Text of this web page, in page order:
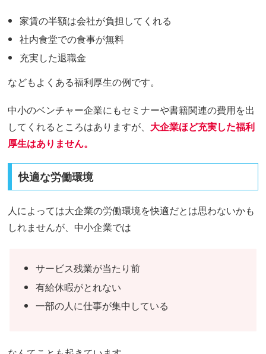
家賃の半額は会社が負担してくれる
社内食堂での食事が無料
充実した退職金
などもよくある福利厚生の例です。
中小のベンチャー企業にもセミナーや書籍関連の費用を出
してくれるところはありますが、 大企業ほど充実した福利
厚生はありません。
快適な労働環境
人によっては大企業の労働環境を快適だとは思わないかも
しれませんが、中小企業では
サービス残業が当たり前
有給休暇がとれない
一部の人に仕事が集中している